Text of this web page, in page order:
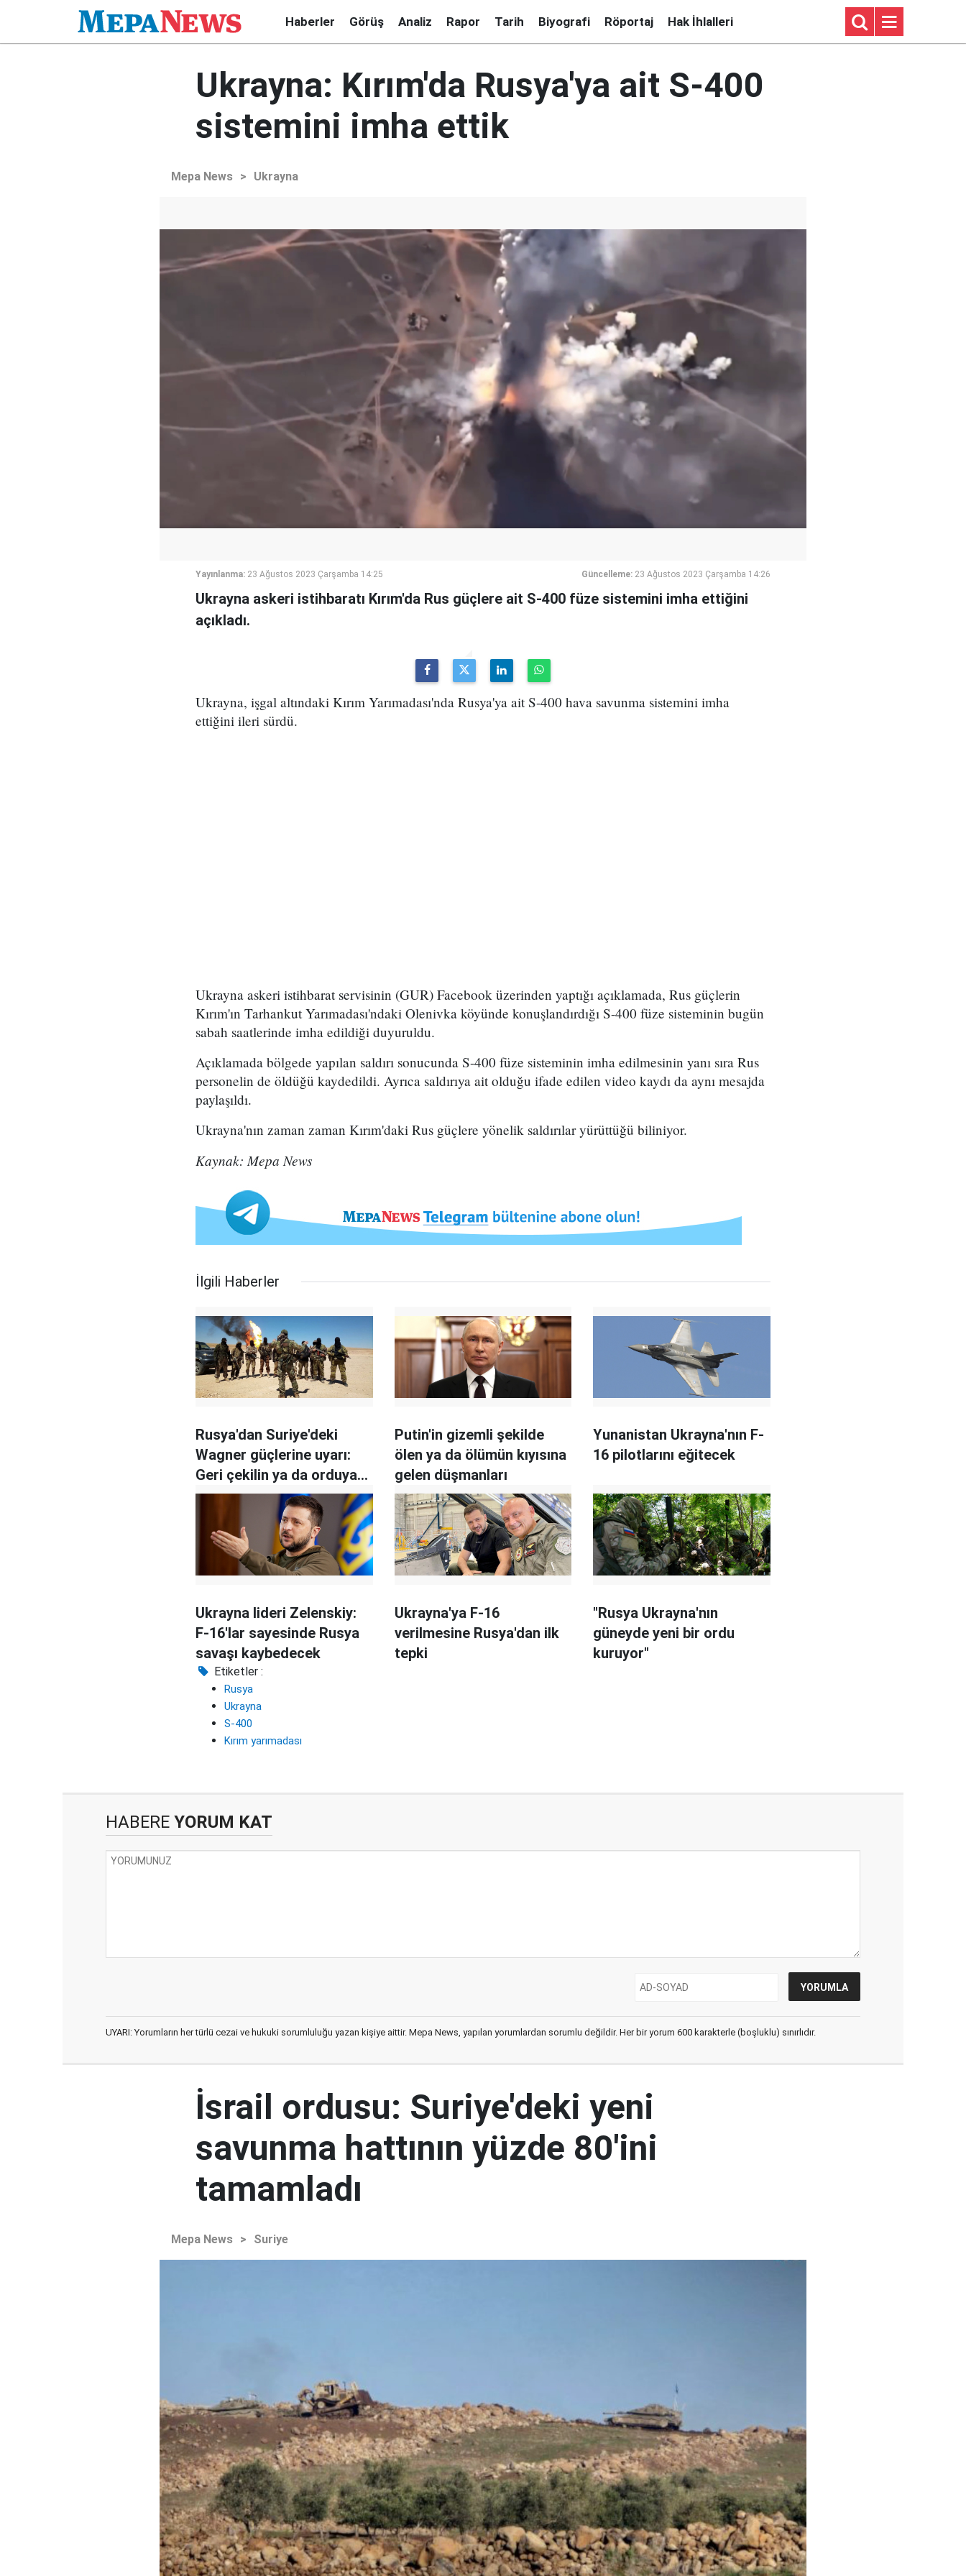
Haberler Görüş Analiz Rapor Tarih Biyografi Röportaj Hak İhlalleri
Ukrayna: Kırım'da Rusya'ya ait S-400
sistemini imha ettik
Mepa News > Ukrayna
Yayınlanma: 23 Ağustos 2023 Çarşamba 14:25 Güncelleme: 23 Ağustos 2023 Çarşamba 14:26
Ukrayna askeri istihbaratı Kırım'da Rus güçlere ait S-400 füze sistemini imha ettiğini
açıkladı.
Ukrayna, işgal altındaki Kırım Yarımadası'nda Rusya'ya ait S-400 hava savunma sistemini imha
ettiğini ileri sürdü.
Ukrayna askeri istihbarat servisinin (GUR) Facebook üzerinden yaptığı açıklamada, Rus güçlerin
Kırım'ın Tarhankut Yarımadası'ndaki Olenivka köyünde konuşlandırdığı S-400 füze sisteminin bugün
sabah saatlerinde imha edildiği duyuruldu.
Açıklamada bölgede yapılan saldırı sonucunda S-400 füze sisteminin imha edilmesinin yanı sıra Rus
personelin de öldüğü kaydedildi. Ayrıca saldırıya ait olduğu ifade edilen video kaydı da aynı mesajda
paylaşıldı.
Ukrayna'nın zaman zaman Kırım'daki Rus güçlere yönelik saldırılar yürüttüğü biliniyor.
Kaynak: Mepa News
İlgili Haberler
Rusya'dan Suriye'deki
Wagner güçlerine uyarı:
Geri çekilin ya da orduya
katılın
Putin'in gizemli şekilde
ölen ya da ölümün kıyısına
gelen düşmanları
Yunanistan Ukrayna'nın F-
16 pilotlarını eğitecek
Ukrayna lideri Zelenskiy:
F-16'lar sayesinde Rusya
savaşı kaybedecek
Ukrayna'ya F-16
verilmesine Rusya'dan ilk
tepki
"Rusya Ukrayna'nın
güneyde yeni bir ordu
kuruyor"
Etiketler :
Rusya
Ukrayna
S-400
Kırım yarımadası
HABERE YORUM KAT
UYARI: Yorumların her türlü cezai ve hukuki sorumluluğu yazan kişiye aittir. Mepa News, yapılan yorumlardan sorumlu değildir. Her bir yorum 600 karakterle (boşluklu) sınırlıdır.
İsrail ordusu: Suriye'deki yeni
savunma hattının yüzde 80'ini
tamamladı
Mepa News > Suriye